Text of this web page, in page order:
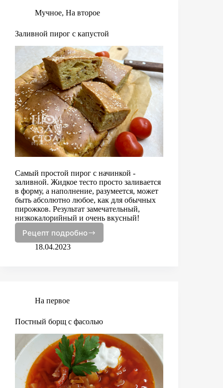
Мучное, На второе
Заливной пирог с капустой
Самый простой пирог с начинкой -
заливной. Жидкое тесто просто заливается
в форму, а наполнение, разумеется, может
быть абсолютно любое, как для обычных
пирожков. Результат замечательный,
низкокалорийный и очень вкусный!
Рецепт подробно
Заливной
пирог
18.04.2023
На первое
Постный борщ с фасолью